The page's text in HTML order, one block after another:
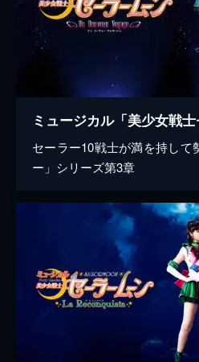
セーラー10戦士が満を持して
ー」シリーズ第3章